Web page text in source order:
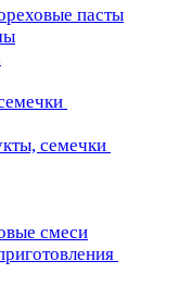
пасты
семечки
смеси